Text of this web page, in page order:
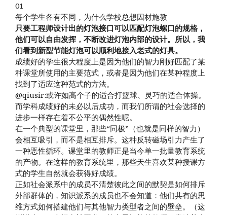
01
每个学生各有不同，为什么学校总想因材施教
只要工程师设计出的灯泡接口可以匹配灯泡螺口的规格，
他们可以自由发挥，不断改进灯泡内部的设计。所以，我
们看到新型节能灯泡可以顺利地接入老式的灯具。
成绩好的学生很大程度上是因为他们的智力刚好匹配了某
种课堂所使用的主要范式，或者是因为他们在某种程度上
找到了适应这种范式的方法。
@qiusir:或许如高个子的适合打篮球、灵巧的适合体操。
而学科成绩好的未必以后成功，而我们所谓的社会选择的
进步一样存在着不公平的偶然性呢。
在一个典型的课堂里，那些“同极”（也就是同样的智力）
会相互吸引，而不是相互排斥。这种反转磁场引力产生了
一种恶性循环。课堂里的教师正是当今单一批量教育系统
的产物。在这样的教育系统里，那些天生喜欢某种授课方
式的学生自然就会获得好成绩。
正如社会派系中的成员不清楚彼此之间的默契是如何排斥
外部群体的，知识派系的成员也不会知道：他们共有的思
维方式如何搭建他们与其他智力类型者之间的壁垒。（这